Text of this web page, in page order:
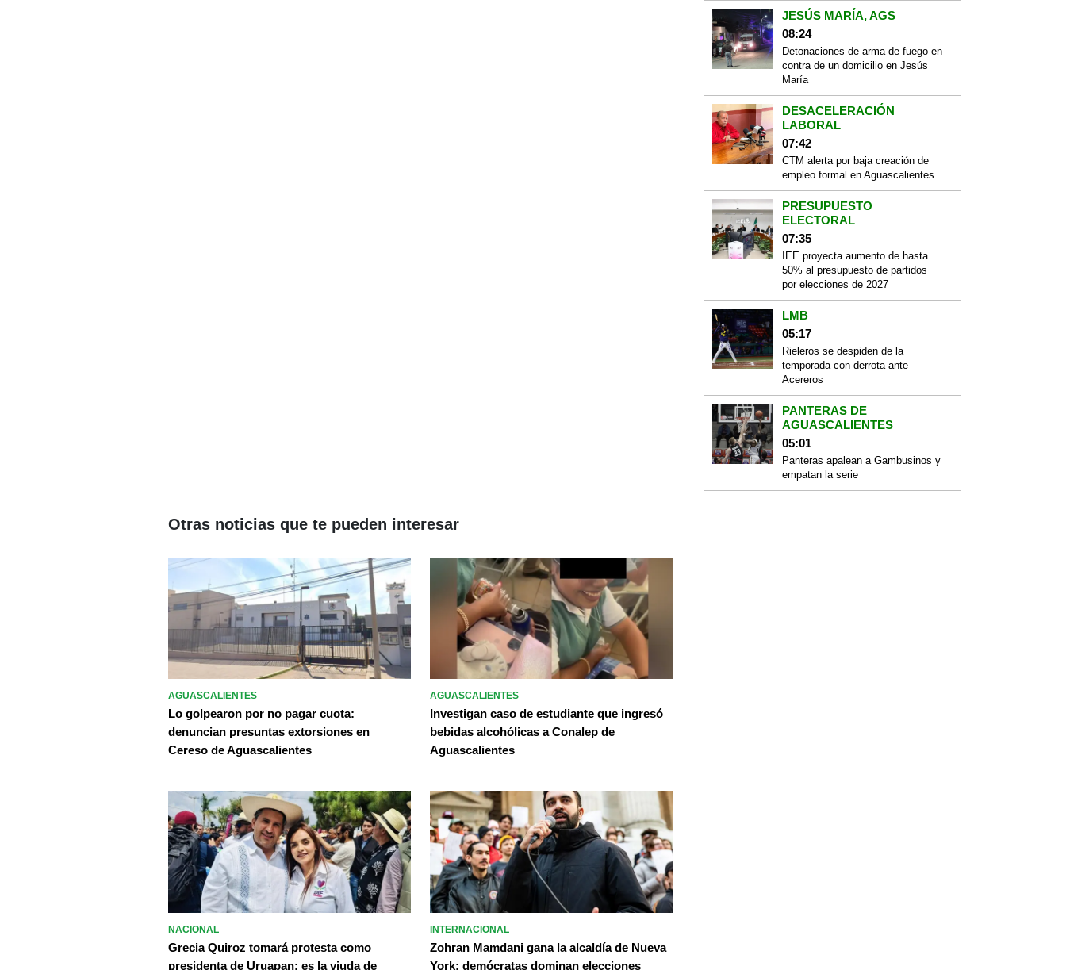
JESÚS MARÍA, AGS
08:24
Detonaciones de arma de fuego en
contra de un domicilio en Jesús
María
DESACELERACIÓN
LABORAL
07:42
CTM alerta por baja creación de
empleo formal en Aguascalientes
PRESUPUESTO
ELECTORAL
07:35
IEE proyecta aumento de hasta
50% al presupuesto de partidos
por elecciones de 2027
LMB
05:17
Rieleros se despiden de la
temporada con derrota ante
Acereros
PANTERAS DE
AGUASCALIENTES
05:01
Panteras apalean a Gambusinos y
empatan la serie
Otras noticias que te pueden interesar
AGUASCALIENTES
Lo golpearon por no pagar cuota:
denuncian presuntas extorsiones en
Cereso de Aguascalientes
AGUASCALIENTES
Investigan caso de estudiante que ingresó
bebidas alcohólicas a Conalep de
Aguascalientes
NACIONAL
Grecia Quiroz tomará protesta como
presidenta de Uruapan; es la viuda de
INTERNACIONAL
Zohran Mamdani gana la alcaldía de Nueva
York; demócratas dominan elecciones